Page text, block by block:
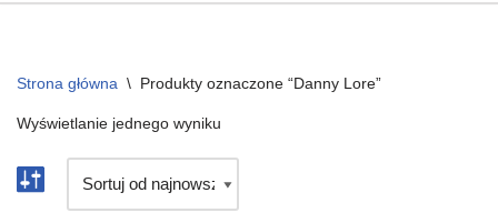
Strona główna \ Produkty oznaczone “Danny Lore”
Wyświetlanie jednego wyniku